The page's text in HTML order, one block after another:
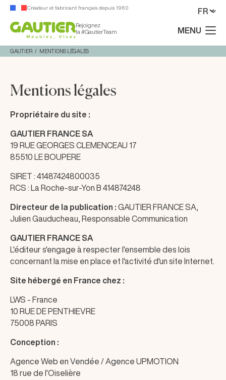
Créateur et fabricant français depuis 1960
Rejoignez
la #GautierTeam
MENU
GAUTIER MENTIONS LÉGALES
Mentions légales
Propriétaire du site :
GAUTIER FRANCE SA
19 RUE GEORGES CLEMENCEAU 17
85510 LE BOUPERE
SIRET : 41487424800035
RCS : La Roche-sur-Yon B 414874248
Directeur de la publication : GAUTIER FRANCE SA,
Julien Gauducheau, Responsable Communication
GAUTIER FRANCE SA
L'éditeur s'engage à respecter l'ensemble des lois
concernant la mise en place et l'activité d'un site Internet.
Site hébergé en France chez :
LWS - France
10 RUE DE PENTHIEVRE
75008 PARIS
Conception :
Agence Web en Vendée / Agence UPMOTION
18 rue de l'Oiselière